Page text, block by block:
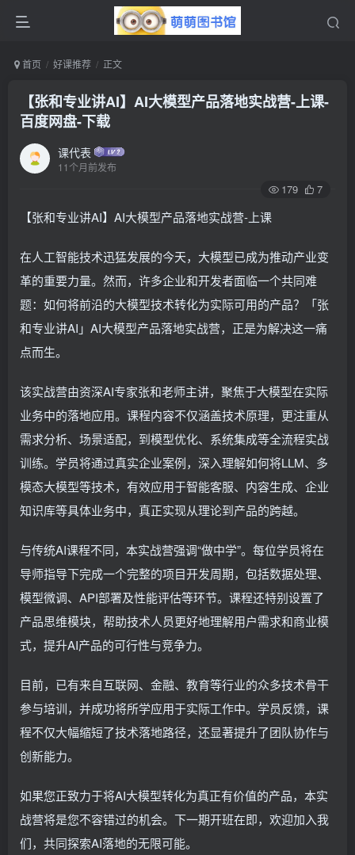
首页 好课推荐 正文
【张和专业讲AI】AI大模型产品落地实战营-上课-
百度网盘-下载
课代表
11个月前发布
179 7
【张和专业讲AI】AI大模型产品落地实战营-上课
在人工智能技术迅猛发展的今天，大模型已成为推动产业变
革的重要力量。然而，许多企业和开发者面临一个共同难
题：如何将前沿的大模型技术转化为实际可用的产品？「张
和专业讲AI」AI大模型产品落地实战营，正是为解决这一痛
点而生。
该实战营由资深AI专家张和老师主讲，聚焦于大模型在实际
业务中的落地应用。课程内容不仅涵盖技术原理，更注重从
需求分析、场景适配，到模型优化、系统集成等全流程实战
训练。学员将通过真实企业案例，深入理解如何将LLM、多
模态大模型等技术，有效应用于智能客服、内容生成、企业
知识库等具体业务中，真正实现从理论到产品的跨越。
与传统AI课程不同，本实战营强调“做中学”。每位学员将在
导师指导下完成一个完整的项目开发周期，包括数据处理、
模型微调、API部署及性能评估等环节。课程还特别设置了
产品思维模块，帮助技术人员更好地理解用户需求和商业模
式，提升AI产品的可行性与竞争力。
目前，已有来自互联网、金融、教育等行业的众多技术骨干
参与培训，并成功将所学应用于实际工作中。学员反馈，课
程不仅大幅缩短了技术落地路径，还显著提升了团队协作与
创新能力。
如果您正致力于将AI大模型转化为真正有价值的产品，本实
战营将是您不容错过的机会。下一期开班在即，欢迎加入我
们，共同探索AI落地的无限可能。